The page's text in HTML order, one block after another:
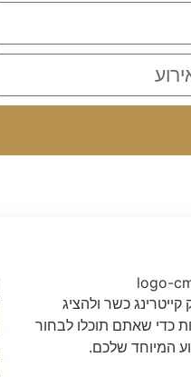
כשר ולהציג
כדי שאתם תוכלו לבחור
המיוחד שלכם.